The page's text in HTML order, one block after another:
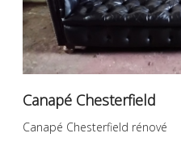
Canapé Chesterfield
Canapé Chesterfield rénové